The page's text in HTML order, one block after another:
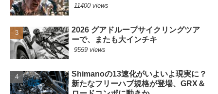
11400 views
2026 グアドループサイクリングツア
ーで、またも大インチキ
9559 views
Shimanoの13速化がいよいよ現実に？
新たなフリーハブ規格が登場、GRX＆